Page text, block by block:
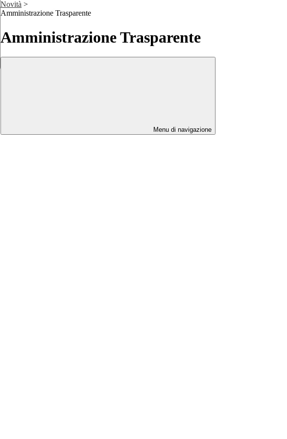
Novità >
Amministrazione Trasparente
Amministrazione Trasparente
Menu di navigazione